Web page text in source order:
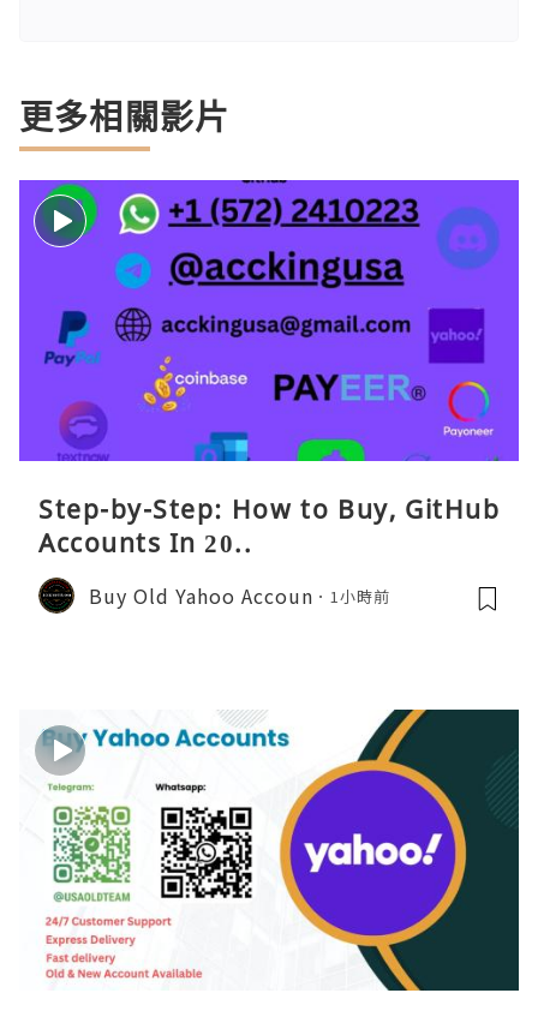
更多相關影片
Step-by-Step: How to Buy, GitHub
Accounts In 20..
Buy Old Yahoo Accoun 1小時前